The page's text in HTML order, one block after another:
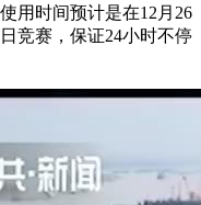
用时间预计是在12月26
竞赛，保证24小时不停